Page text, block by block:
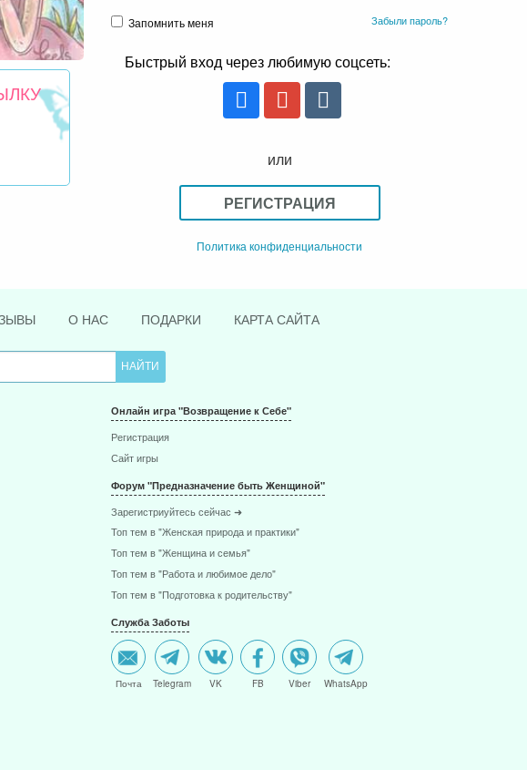
Запомнить меня Забыли пароль?
Быстрый вход через любимую соцсеть:
или
РЕГИСТРАЦИЯ
Политика конфиденциальности
О НАС ПОДАРКИ КАРТА САЙТА
Онлайн игра "Возвращение к Себе"
Регистрация
Сайт игры
Форум "Предназначение быть Женщиной"
Зарегистриуйтесь сейчас ➜
Топ тем в "Женская природа и практики"
Топ тем в "Женщина и семья"
Топ тем в "Работа и любимое дело"
Топ тем в "Подготовка к родительству"
Служба Заботы
Почта Telegram VK FB Viber WhatsApp